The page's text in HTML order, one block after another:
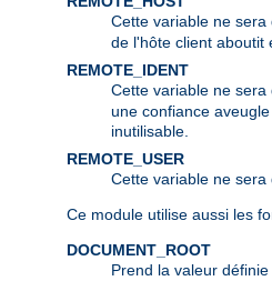
Cette variable ne
de l'hôte client aboutit
REMOTE_IDENT
Cette variable ne
une confiance
inutilisable.
REMOTE_USER
Cette variable ne sera
Ce module utilise aussi les
DOCUMENT_ROOT
Prend la valeur